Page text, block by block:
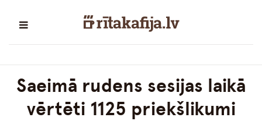
Saeimā rudens sesijas laikā
vērtēti 1125 priekšlikumi